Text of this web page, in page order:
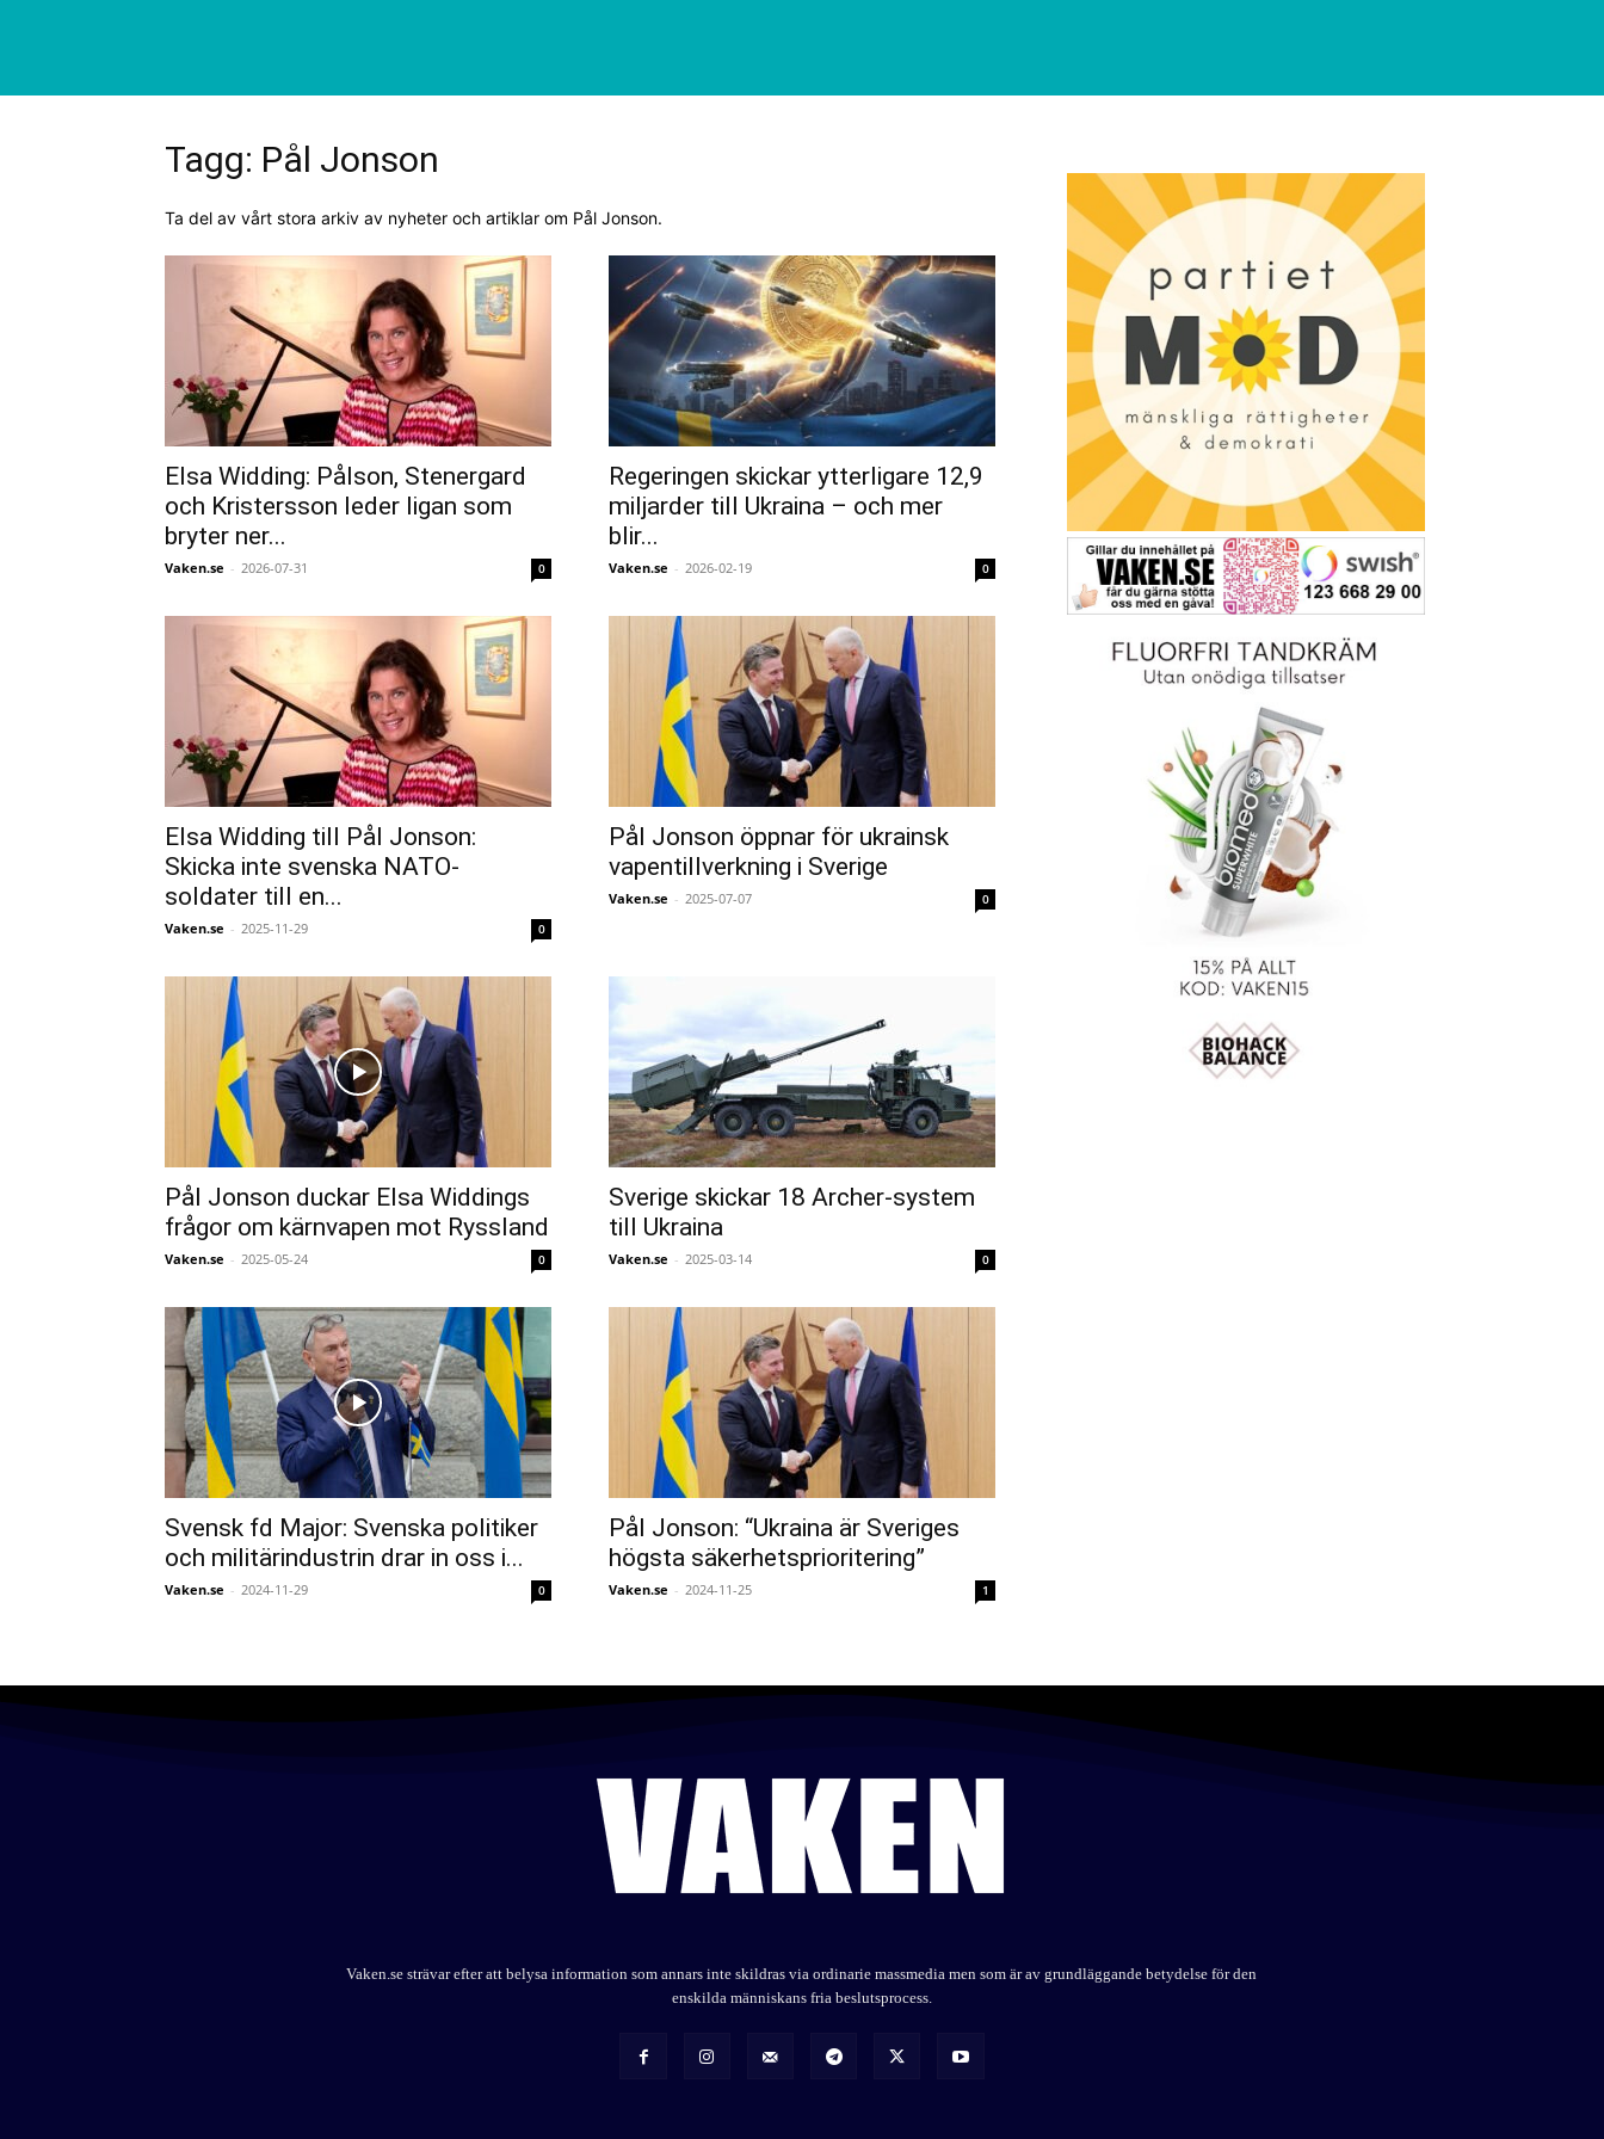
Tagg: Pål Jonson
Ta del av vårt stora arkiv av nyheter och artiklar om Pål Jonson.
Elsa Widding: Pålson, Stenergard
och Kristersson leder ligan som
bryter ner...
Vaken.se - 2026-07-31 0
Regeringen skickar ytterligare 12,9
miljarder till Ukraina – och mer
blir...
Vaken.se - 2026-02-19 0
Elsa Widding till Pål Jonson:
Skicka inte svenska NATO-
soldater till en...
Vaken.se - 2025-11-29 0
Pål Jonson öppnar för ukrainsk
vapentillverkning i Sverige
Vaken.se - 2025-07-07 0
Pål Jonson duckar Elsa Widdings
frågor om kärnvapen mot Ryssland
Vaken.se - 2025-05-24 0
Sverige skickar 18 Archer-system
till Ukraina
Vaken.se - 2025-03-14 0
Svensk fd Major: Svenska politiker
och militärindustrin drar in oss i...
Vaken.se - 2024-11-29 0
Pål Jonson: “Ukraina är Sveriges
högsta säkerhetsprioritering”
Vaken.se - 2024-11-25 1
Vaken.se strävar efter att belysa information som annars inte skildras via ordinarie massmedia men som är av grundläggande betydelse för den
enskilda människans fria beslutsprocess.